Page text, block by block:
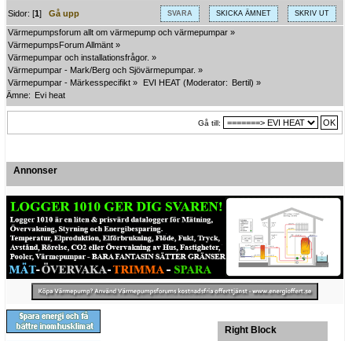
SVARA SKICKA ÄMNET SKRIV UT
Sidor: [1]Gå upp
Värmepumpsforum allt om värmepump och värmepumpar »
VärmepumpsForum Allmänt »
Värmepumpar och installationsfrågor. »
Värmepumpar - Mark/Berg och Sjövärmepumpar. »
Värmepumpar - Märkesspecifikt » EVI HEAT (Moderator: Bertil) »
Ämne: Evi heat
Gå till:
Annonser
Right Block